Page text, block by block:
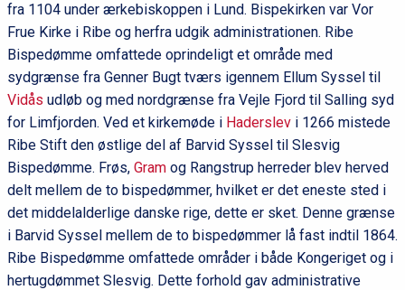
fra 1104 under ærkebiskoppen i Lund. Bispekirken var Vor
Frue Kirke i Ribe og herfra udgik administrationen. Ribe
Bispedømme omfattede oprindeligt et område med
sydgrænse fra Genner Bugt tværs igennem Ellum Syssel til
Vidås udløb og med nordgrænse fra Vejle Fjord til Salling syd
for Limfjorden. Ved et kirkemøde i Haderslevi 1266 mistede
Ribe Stift den østlige del af Barvid Syssel til Slesvig
Bispedømme. Frøs, Gramog Rangstrup herreder blev herved
delt mellem de to bispedømmer, hvilket er det eneste sted i
det middelalderlige danske rige, dette er sket. Denne grænse
i Barvid Syssel mellem de to bispedømmer lå fast indtil 1864.
Ribe Bispedømme omfattede områder i både Kongeriget og i
hertugdømmet Slesvig. Dette forhold gav administrative